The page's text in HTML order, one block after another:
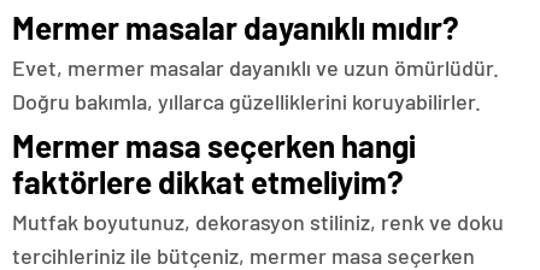
Mermer masalar dayanıklı mıdır?
Evet, mermer masalar dayanıklı ve uzun ömürlüdür.
Doğru bakımla, yıllarca güzelliklerini koruyabilirler.
Mermer masa seçerken hangi
faktörlere dikkat etmeliyim?
Mutfak boyutunuz, dekorasyon stiliniz, renk ve doku
tercihleriniz ile bütçeniz, mermer masa seçerken